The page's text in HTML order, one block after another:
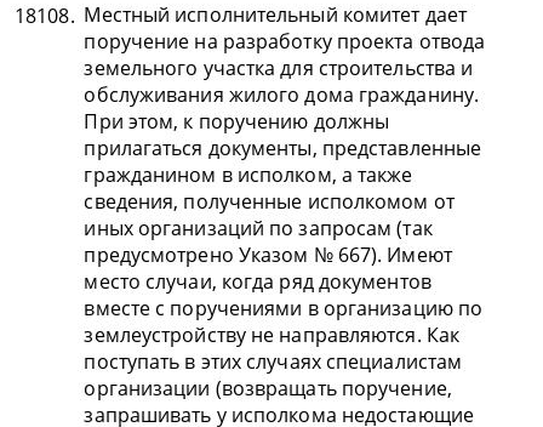
18108. Местный исполнительный комитет дает
поручение на разработку проекта отвода
земельного участка для строительства и
обслуживания жилого дома гражданину.
При этом, к поручению должны
прилагаться документы, представленные
гражданином в исполком, а также
сведения, полученные исполкомом от
иных организаций по запросам (так
предусмотрено Указом № 667). Имеют
место случаи, когда ряд документов
вместе с поручениями в организацию по
землеустройству не направляются. Как
поступать в этих случаях специалистам
организации (возвращать поручение,
запрашивать у исполкома недостающие